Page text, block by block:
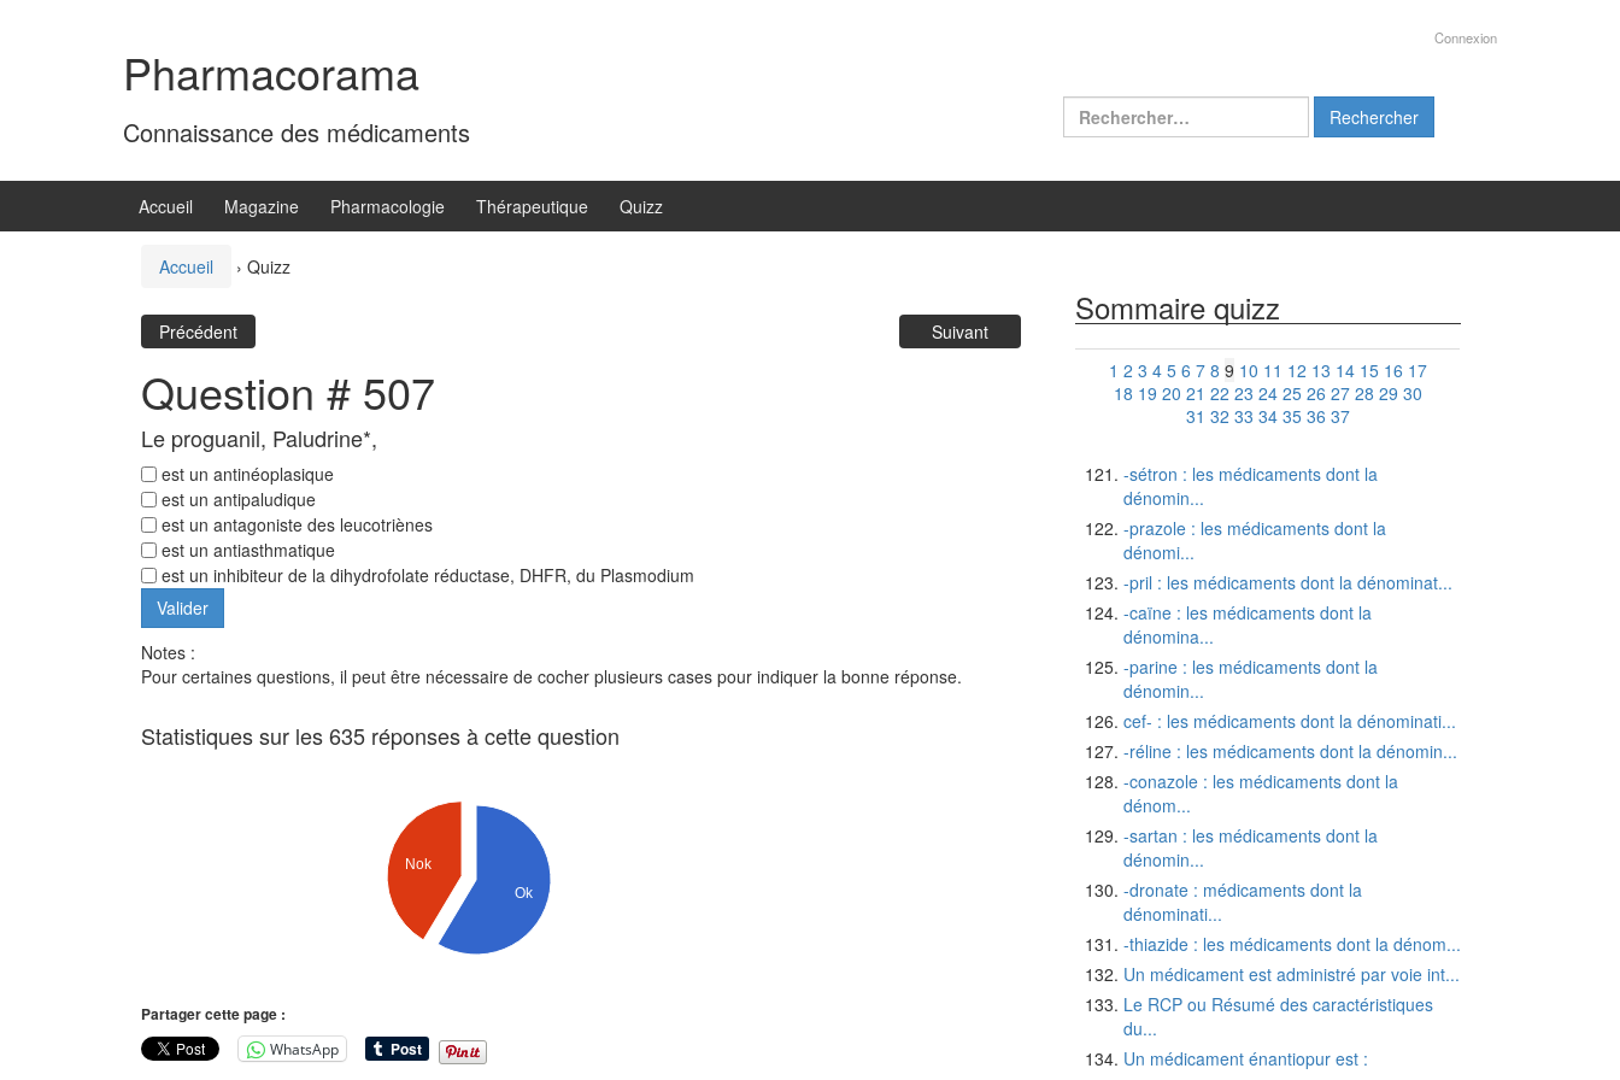
Pharmacorama
Connaissance des médicaments
Connexion
Rechercher :
Accueil Magazine Pharmacologie Thérapeutique Quizz
Accueil › Quizz
Précédent Suivant
Question # 507
Le proguanil, Paludrine*,
est un antinéoplasique
est un antipaludique
est un antagoniste des leucotriènes
est un antiasthmatique
est un inhibiteur de la dihydrofolate réductase, DHFR, du Plasmodium
Notes :
Pour certaines questions, il peut être nécessaire de cocher plusieurs cases pour indiquer la bonne réponse.
Statistiques sur les 635 réponses à cette question
Nok
Ok
Partager cette page :
WhatsApp
Sommaire quizz
1 2 3 4 5 6 7 8 9 10 11 12 13 14 15 16 17
18 19 20 21 22 23 24 25 26 27 28 29 30
31 32 33 34 35 36 37
-sétron : les médicaments dont la
dénomin...
-prazole : les médicaments dont la
dénomi...
-pril : les médicaments dont la dénominat...
-caïne : les médicaments dont la
dénomina...
-parine : les médicaments dont la
dénomin...
cef- : les médicaments dont la dénominati...
-réline : les médicaments dont la dénomin...
-conazole : les médicaments dont la
dénom...
-sartan : les médicaments dont la
dénomin...
-dronate : médicaments dont la
dénominati...
-thiazide : les médicaments dont la dénom...
Un médicament est administré par voie int...
Le RCP ou Résumé des caractéristiques
du...
Un médicament énantiopur est :